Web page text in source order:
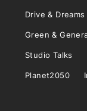
Drive & Dreams
Green &
Studio Talks
Planet2050